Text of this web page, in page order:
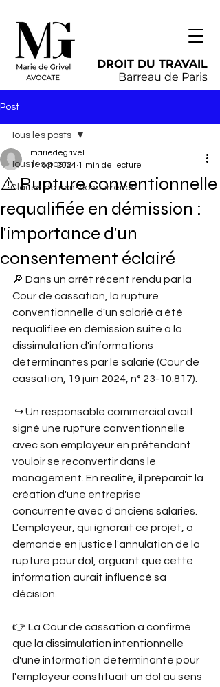
DROIT DU TRAVAIL
Barreau de Paris
Post
Tous les posts
Clause de non-concurrence
Tous les posts
⚠️ Rupture conventionnelle
requalifiée en démission :
l'importance d'un
consentement éclairé
mariedegrivel
14 oct. 2024 1 min de lecture
🔎 Dans un arrêt récent rendu par la
Cour de cassation, la rupture
conventionnelle d'un salarié a été
requalifiée en démission suite à la
dissimulation d'informations
déterminantes par le salarié (Cour de
cassation, 19 juin 2024, n° 23-10.817).
↪︎ Un responsable commercial avait
signé une rupture conventionnelle
avec son employeur en prétendant
vouloir se reconvertir dans le
management. En réalité, il préparait la
création d'une entreprise
concurrente avec d'anciens salariés.
L'employeur, qui ignorait ce projet, a
demandé en justice l'annulation de la
rupture pour dol, arguant que cette
information aurait influencé sa
décision.
👉 La Cour de cassation a confirmé
que la dissimulation intentionnelle
d'une information déterminante pour
l'employeur constituait un dol au sens